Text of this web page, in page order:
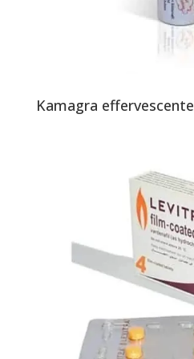
Kamagra effervescente